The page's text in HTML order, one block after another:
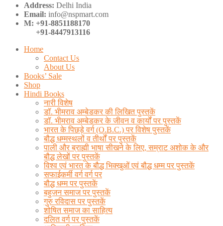
Address: Delhi India
Email: info@nspmart.com
M: +91-8851188170
+91-8447913116
Home
Contact Us
About Us
Books’ Sale
Shop
Hindi Books
नारी विशेष
डॉ. भीमराव अम्बेडकर की लिखित पुस्तकें
डॉ. भीमराव अम्बेडकर के जीवन व कार्यों पर पुस्तकें
भारत के पिछड़े वर्ग (O.B.C.) पर विशेष पुस्तकें
बौद्ध धम्मस्थलों व तीर्थों पर पुस्तकें
पाली और ब्राह्मी भाषा सीखने के लिए, सम्राट अशोक के और
बौद्ध लेखों पर पुस्तकें
विश्व एवं भारत के बौद्ध भिक्खुओं एवं बौद्ध धम्म पर पुस्तकें
सफाईकर्मी वर्ग वर्ग पर
बौद्ध धम्म पर पुस्तकें
बहुजन समाज पर पुस्तकें
गुरु रविदास पर पुस्तकें
शोषित समाज का साहित्य
दलित वर्ग पर पुस्तकें